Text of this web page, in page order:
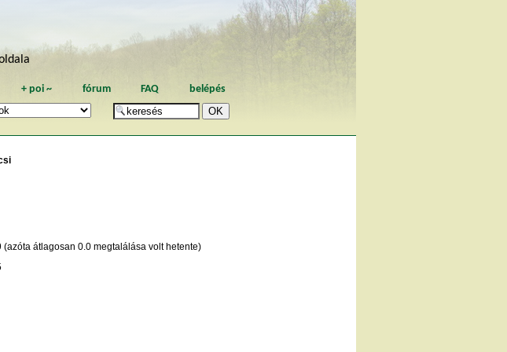
+ poi~ fórum FAQ belépés
(azóta átlagosan 0.0 megtalálása volt hetente)